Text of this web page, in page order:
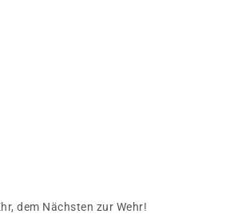
dem Nächsten zur Wehr!